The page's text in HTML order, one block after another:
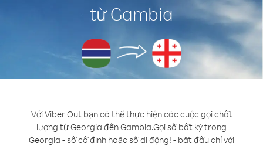
từ Gambia
Với Viber Out bạn có thể thực hiện các cuộc gọi chất
lượng từ Georgia đến Gambia.Gọi số bất kỳ trong
Georgia - số cố định hoặc số di động! - bắt đầu chỉ với